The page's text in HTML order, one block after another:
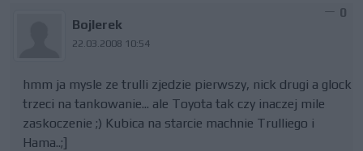
Bojlerek
22.03.2008 10:54
0
hmm ja mysle ze trulli zjedzie pierwszy, nick drugi a glock
trzeci na tankowanie... ale Toyota tak czy inaczej mile
zaskoczenie ;) Kubica na starcie machnie Trulliego i
Hama..;]